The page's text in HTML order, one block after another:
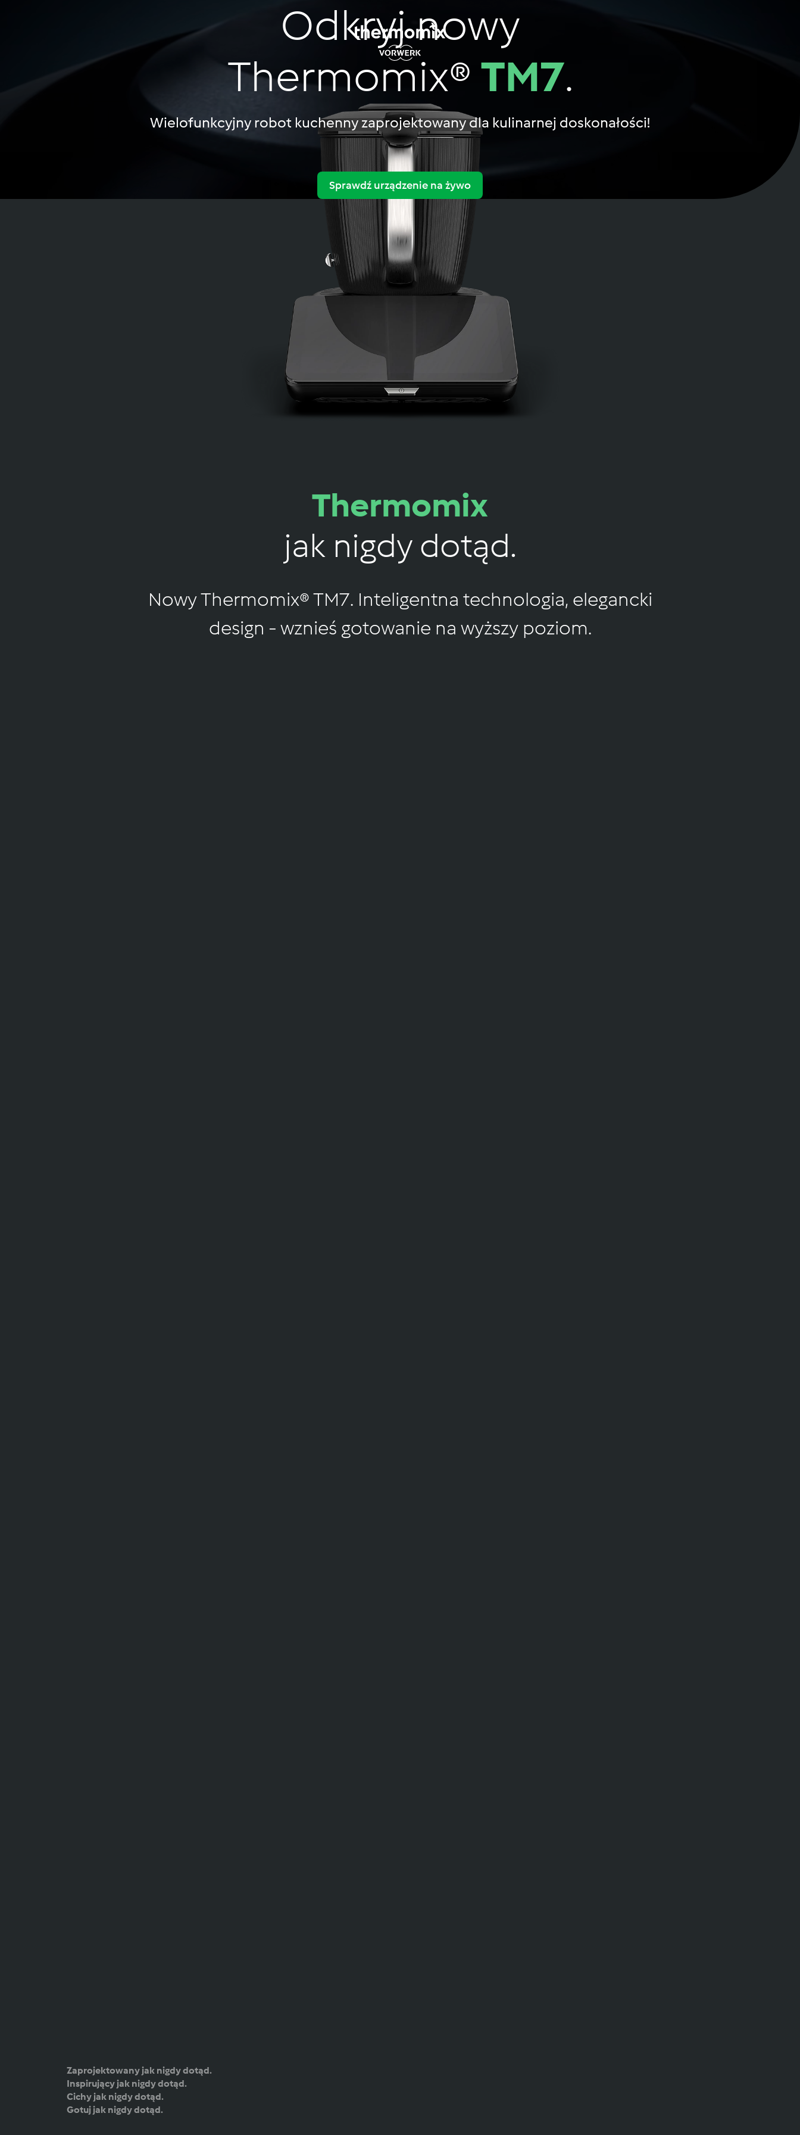
Odkryj nowy
Thermomix® TM7.
Wielofunkcyjny robot kuchenny zaprojektowany dla kulinarnej doskonałości!
Sprawdź urządzenie na żywo
Thermomix
jak nigdy dotąd.
Nowy Thermomix® TM7. Inteligentna technologia, elegancki
design - wznieś gotowanie na wyższy poziom.
Zaprojektowany jak nigdy dotąd.
Inspirujący jak nigdy dotąd.
Cichy jak nigdy dotąd.
Gotuj jak nigdy dotąd.